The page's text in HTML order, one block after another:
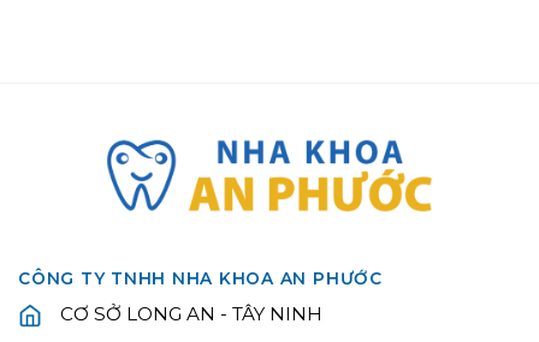
CÔNG TY TNHH NHA KHOA AN PHƯỚC
CƠ SỞ LONG AN - TÂY NINH